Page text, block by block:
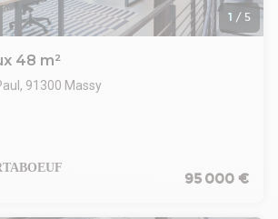
1 / 5
48 m²
91300 Massy
- AGILYS vous propose à la vente
sur trois niveaux à 10 minutes de la
Palaiseau.
95 000 €